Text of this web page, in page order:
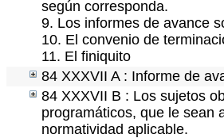
según corresponda.
9. Los informes de avance
10. El convenio de
11. El finiquito
84 XXXVII A : Informe de
84 XXXVII B : Los sujetos
programáticos, que le sean
normatividad aplicable.